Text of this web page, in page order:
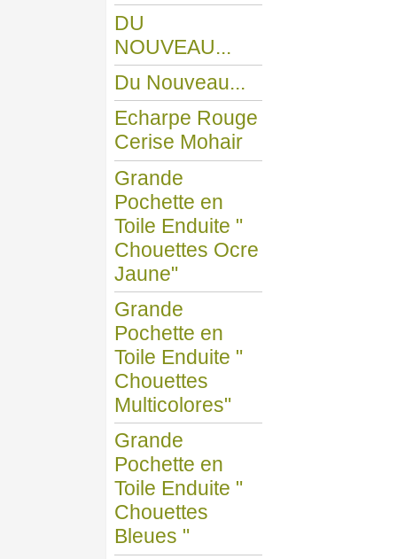
DU
NOUVEAU...
Du Nouveau...
Echarpe Rouge
Cerise Mohair
Grande
Pochette en
Toile Enduite "
Chouettes Ocre
Jaune"
Grande
Pochette en
Toile Enduite "
Chouettes
Multicolores"
Grande
Pochette en
Toile Enduite "
Chouettes
Bleues "